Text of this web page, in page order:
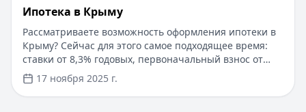
Ипотека в Крыму
Рассматриваете возможность оформления ипотеки в
Крыму? Сейчас для этого самое подходящее время:
ставки от 8,3% годовых, первоначальный взнос от
15%, срок рассмотрения заявки — от 1 дня. Доступны
программы господдержки с пониженной ставкой от
6%. Одобрение без подтверждения дохода справкой
17 ноября 2025 г.